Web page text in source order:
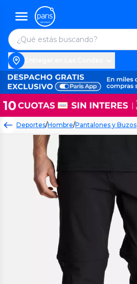
Deportes/Hombre/Pantalones y Buzos